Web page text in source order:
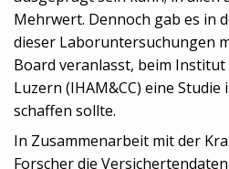
Mehrwert. Dennoch gab es in
dieser Laboruntersuchungen
Board veranlasst, beim
Luzern (IHAM&CC) eine
schaffen sollte.
In Zusammenarbeit mit der
Forscher die